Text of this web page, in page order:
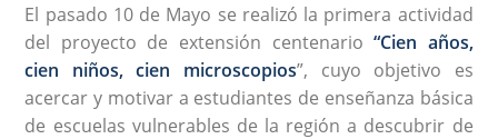
El pasado 10 de Mayo se realizó la primera actividad
del proyecto de extensión centenario“Cien años,
cien niños, cien microscopios”, cuyo objetivo es
acercar y motivar a estudiantes de enseñanza básica
de escuelas vulnerables de la región a descubrir de